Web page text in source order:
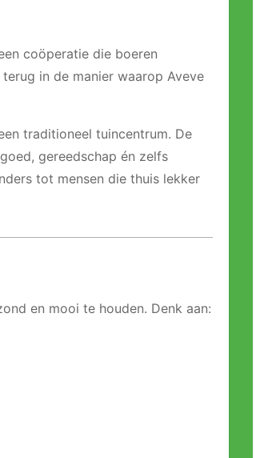
coöperatie die boeren
in de manier waarop Aveve
traditioneel tuincentrum. De
gereedschap én zelfs
tot mensen die thuis lekker
en mooi te houden. Denk aan: